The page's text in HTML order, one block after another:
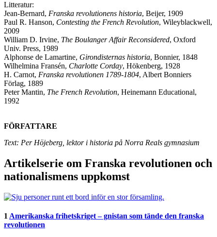
Litteratur:
Jean-Bernard, Franska revolutionens historia, Beijer, 1909
Paul R. Hanson, Contesting the French Revolution, Wileyblackwell,
2009
William D. Irvine, The Boulanger Affair Reconsidered, Oxford
Univ. Press, 1989
Alphonse de Lamartine, Girondisternas historia, Bonnier, 1848
Wilhelmina Fransén, Charlotte Corday, Hökenberg, 1928
H. Carnot, Franska revolutionen 1789-1804, Albert Bonniers
Förlag, 1889
Peter Mantin, The French Revolution, Heinemann Educational,
1992
FÖRFATTARE
Text: Per Höjeberg, lektor i historia på Norra Reals gymnasium
Artikelserie om Franska revolutionen och
nationalismens uppkomst
1 Amerikanska frihetskriget – gnistan som tände den franska
revolutionen